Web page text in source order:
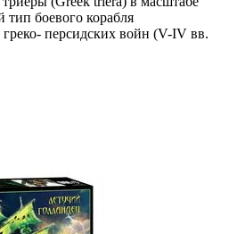
тип боевого корабля
персидских войн (V-IV вв.